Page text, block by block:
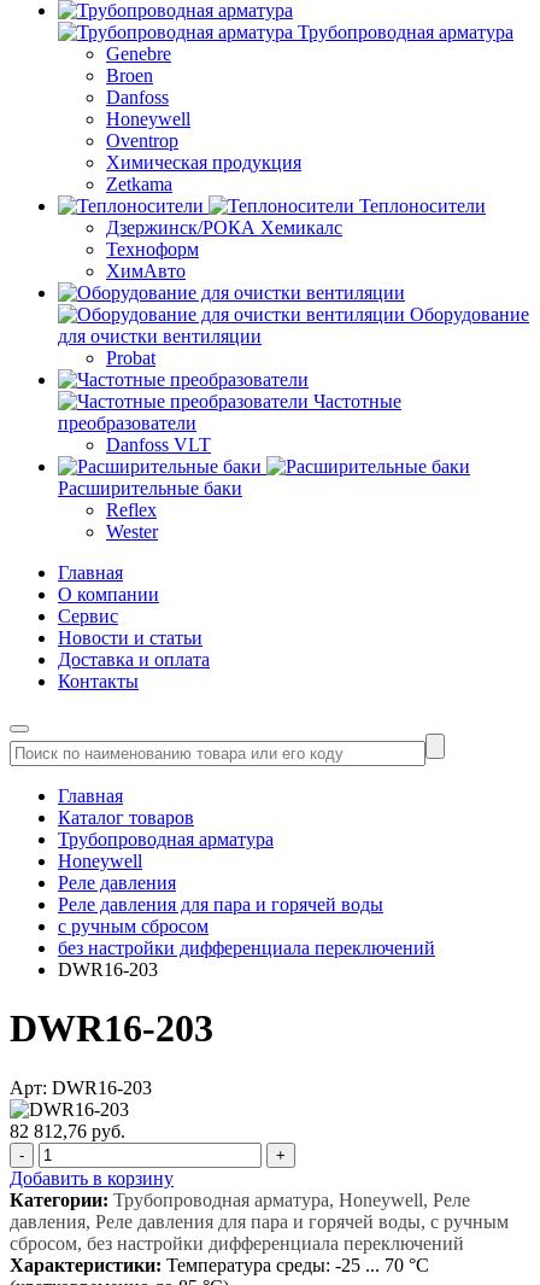
Трубопроводная арматура
Genebre
Broen
Danfoss
Honeywell
Oventrop
Химическая продукция
Zetkama
Теплоносители
Дзержинск/РОКА Хемикалс
Техноформ
ХимАвто
Оборудование
для очистки вентиляции
Probat
Частотные
преобразователи
Danfoss VLT
Расширительные баки
Reflex
Wester
Главная
О компании
Сервис
Новости и статьи
Доставка и оплата
Контакты
Главная
Каталог товаров
Трубопроводная арматура
Honeywell
Реле давления
Реле давления для пара и горячей воды
c ручным сбросом
без настройки дифференциала переключений
DWR16-203
DWR16-203
Арт: DWR16-203
82 812,76 руб.
- +
Добавить в корзину
Категории: Трубопроводная арматура, Honeywell, Реле
давления, Реле давления для пара и горячей воды, c ручным
сбросом, без настройки дифференциала переключений
Характеристики: Температура среды: -25 ... 70 °C